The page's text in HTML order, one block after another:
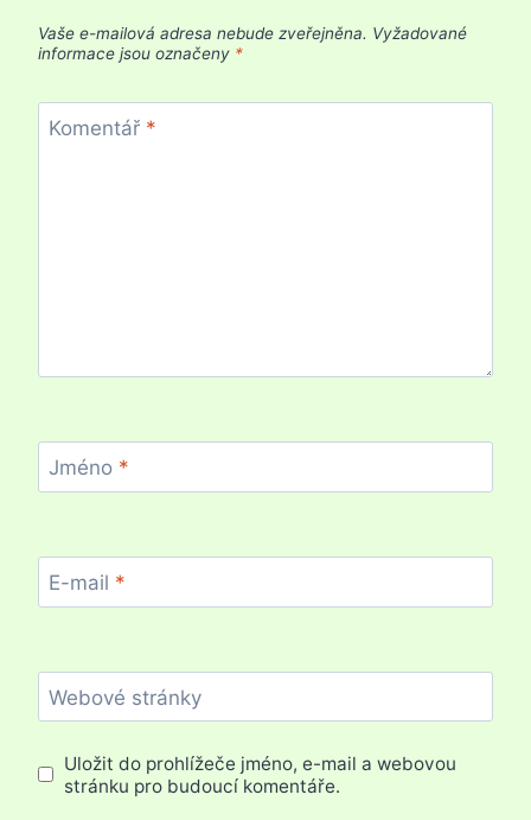
Vaše e-mailová adresa nebude zveřejněna. Vyžadované
informace jsou označeny *
Komentář *
Jméno *
E-mail *
Webové stránky
Uložit do prohlížeče jméno, e-mail a webovou
stránku pro budoucí komentáře.